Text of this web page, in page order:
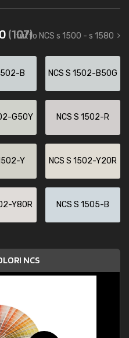
(107)
tutto NCS s 1500 - s 1580
B NCS S 1502-B50G
G50Y NCS S 1502-R
Y NCS S 1502-Y20R
Y80R NCS S 1505-B
NCS